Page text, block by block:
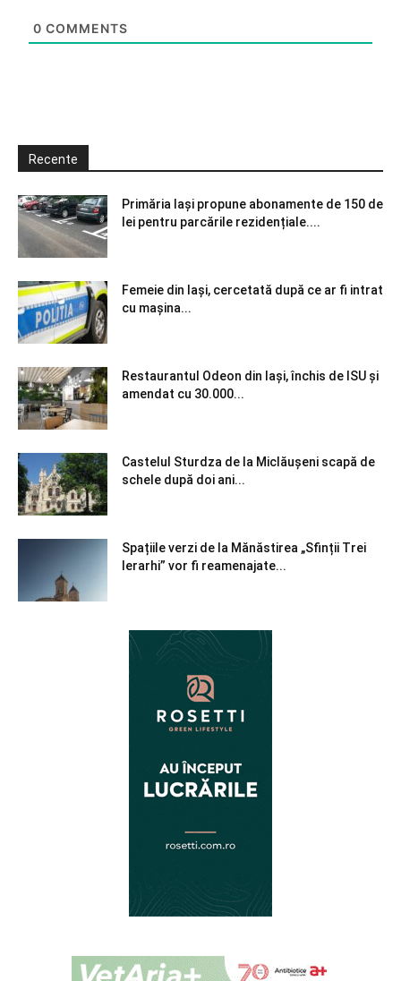
0 COMMENTS
Recente
Primăria Iași propune abonamente de 150 de
lei pentru parcările rezidențiale....
Femeie din Iași, cercetată după ce ar fi intrat
cu mașina...
Restaurantul Odeon din Iași, închis de ISU și
amendat cu 30.000...
Castelul Sturdza de la Miclăușeni scapă de
schele după doi ani...
Spațiile verzi de la Mănăstirea „Sfinții Trei
Ierarhi” vor fi reamenajate...